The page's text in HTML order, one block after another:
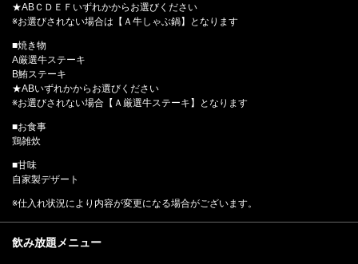
★ABＣＤＥＦいずれかからお選びください
※お選びされない場合は【Ａ牛しゃぶ鍋】となります
■焼き物
A厳選牛ステーキ
B鮪ステーキ
★ABいずれかからお選びください
※お選びされない場合【Ａ厳選牛ステーキ】となります
■お食事
鶏雑炊
■甘味
自家製デザート
※仕入れ状況により内容が変更になる場合がございます。
飲み放題メニュー